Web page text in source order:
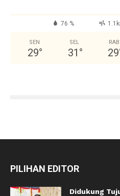
76 %
SEN
29°
SEL
31 °
RAB
29
PILIHAN EDITOR
Didukung